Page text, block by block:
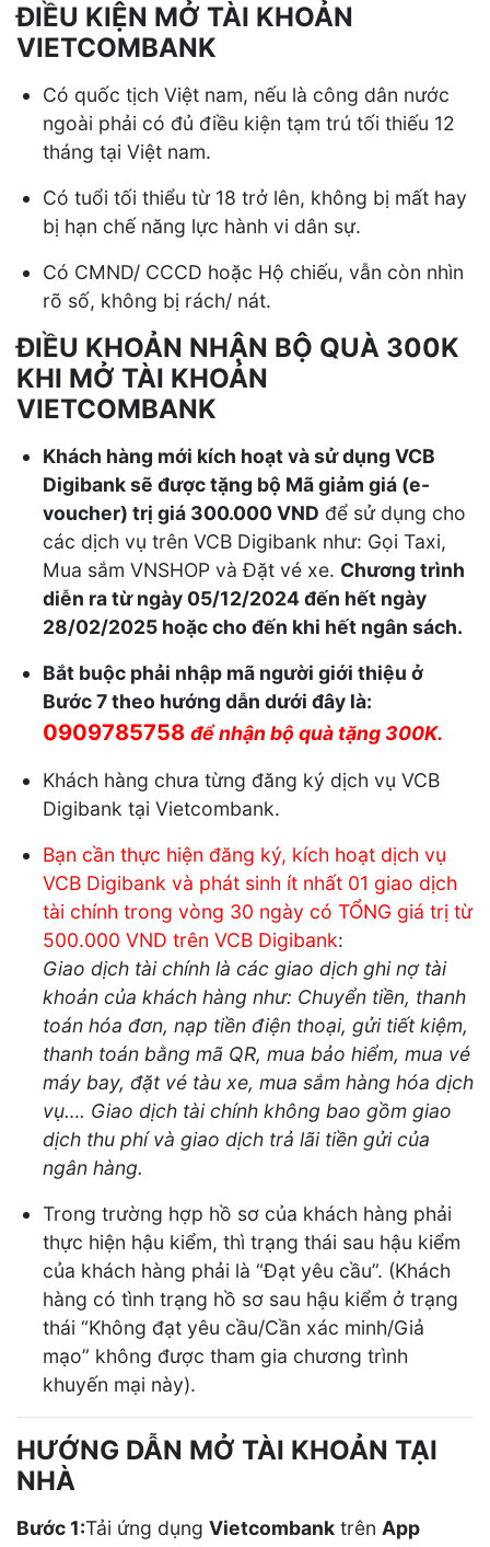
ĐIỀU KIỆN MỞ TÀI KHOẢN
VIETCOMBANK
Có quốc tịch Việt nam, nếu là công dân nước
ngoài phải có đủ điều kiện tạm trú tối thiếu 12
tháng tại Việt nam.
Có tuổi tối thiểu từ 18 trở lên, không bị mất hay
bị hạn chế năng lực hành vi dân sự.
Có CMND/ CCCD hoặc Hộ chiếu, vẫn còn nhìn
rõ số, không bị rách/ nát.
ĐIỀU KHOẢN NHẬN BỘ QUÀ 300K
KHI MỞ TÀI KHOẢN
VIETCOMBANK
Khách hàng mới kích hoạt và sử dụng VCB
Digibank sẽ được tặng bộ Mã giảm giá (e-
voucher) trị giá 300.000 VND để sử dụng cho
các dịch vụ trên VCB Digibank như: Gọi Taxi,
Mua sắm VNSHOP và Đặt vé xe. Chương trình
diễn ra từ ngày 05/12/2024 đến hết ngày
28/02/2025 hoặc cho đến khi hết ngân sách.
Bắt buộc phải nhập mã người giới thiệu ở
Bước 7 theo hướng dẫn dưới đây là:
0909785758 để nhận bộ quà tặng 300K.
Khách hàng chưa từng đăng ký dịch vụ VCB
Digibank tại Vietcombank.
Bạn cần thực hiện đăng ký, kích hoạt dịch vụ
VCB Digibank và phát sinh ít nhất 01 giao dịch
tài chính trong vòng 30 ngày có TỔNG giá trị từ
500.000 VND trên VCB Digibank:
Giao dịch tài chính là các giao dịch ghi nợ tài
khoản của khách hàng như: Chuyển tiền, thanh
toán hóa đơn, nạp tiền điện thoại, gửi tiết kiệm,
thanh toán bằng mã QR, mua bảo hiểm, mua vé
máy bay, đặt vé tàu xe, mua sắm hàng hóa dịch
vụ…. Giao dịch tài chính không bao gồm giao
dịch thu phí và giao dịch trả lãi tiền gửi của
ngân hàng.
Trong trường hợp hồ sơ của khách hàng phải
thực hiện hậu kiểm, thì trạng thái sau hậu kiểm
của khách hàng phải là “Đạt yêu cầu”. (Khách
hàng có tình trạng hồ sơ sau hậu kiểm ở trạng
thái “Không đạt yêu cầu/Cần xác minh/Giả
mạo” không được tham gia chương trình
khuyến mại này).
HƯỚNG DẪN MỞ TÀI KHOẢN TẠI
NHÀ
Bước 1:Tải ứng dụng Vietcombank trên App